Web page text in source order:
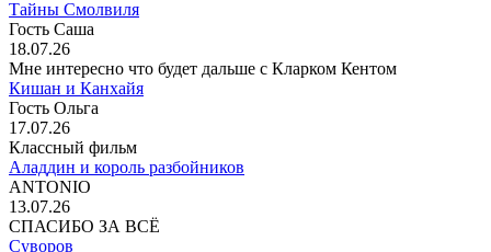
Тайны Смолвиля
Гость Саша
18.07.26
Мне интересно что будет дальше с Кларком Кентом
Кишан и Канхайя
Гость Ольга
17.07.26
Классный фильм
Аладдин и король разбойников
ANTONIO
13.07.26
СПАСИБО ЗА ВСЁ
Суворов